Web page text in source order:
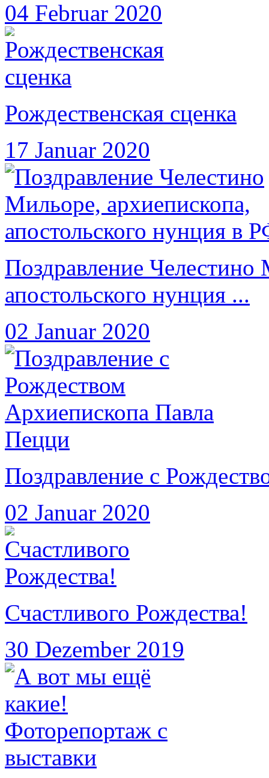
04 Februar 2020
Рождественская сценка
17 Januar 2020
Поздравление
апостольского нунция ...
02 Januar 2020
Поздравление с
02 Januar 2020
Счастливого Рождества!
30 Dezember 2019